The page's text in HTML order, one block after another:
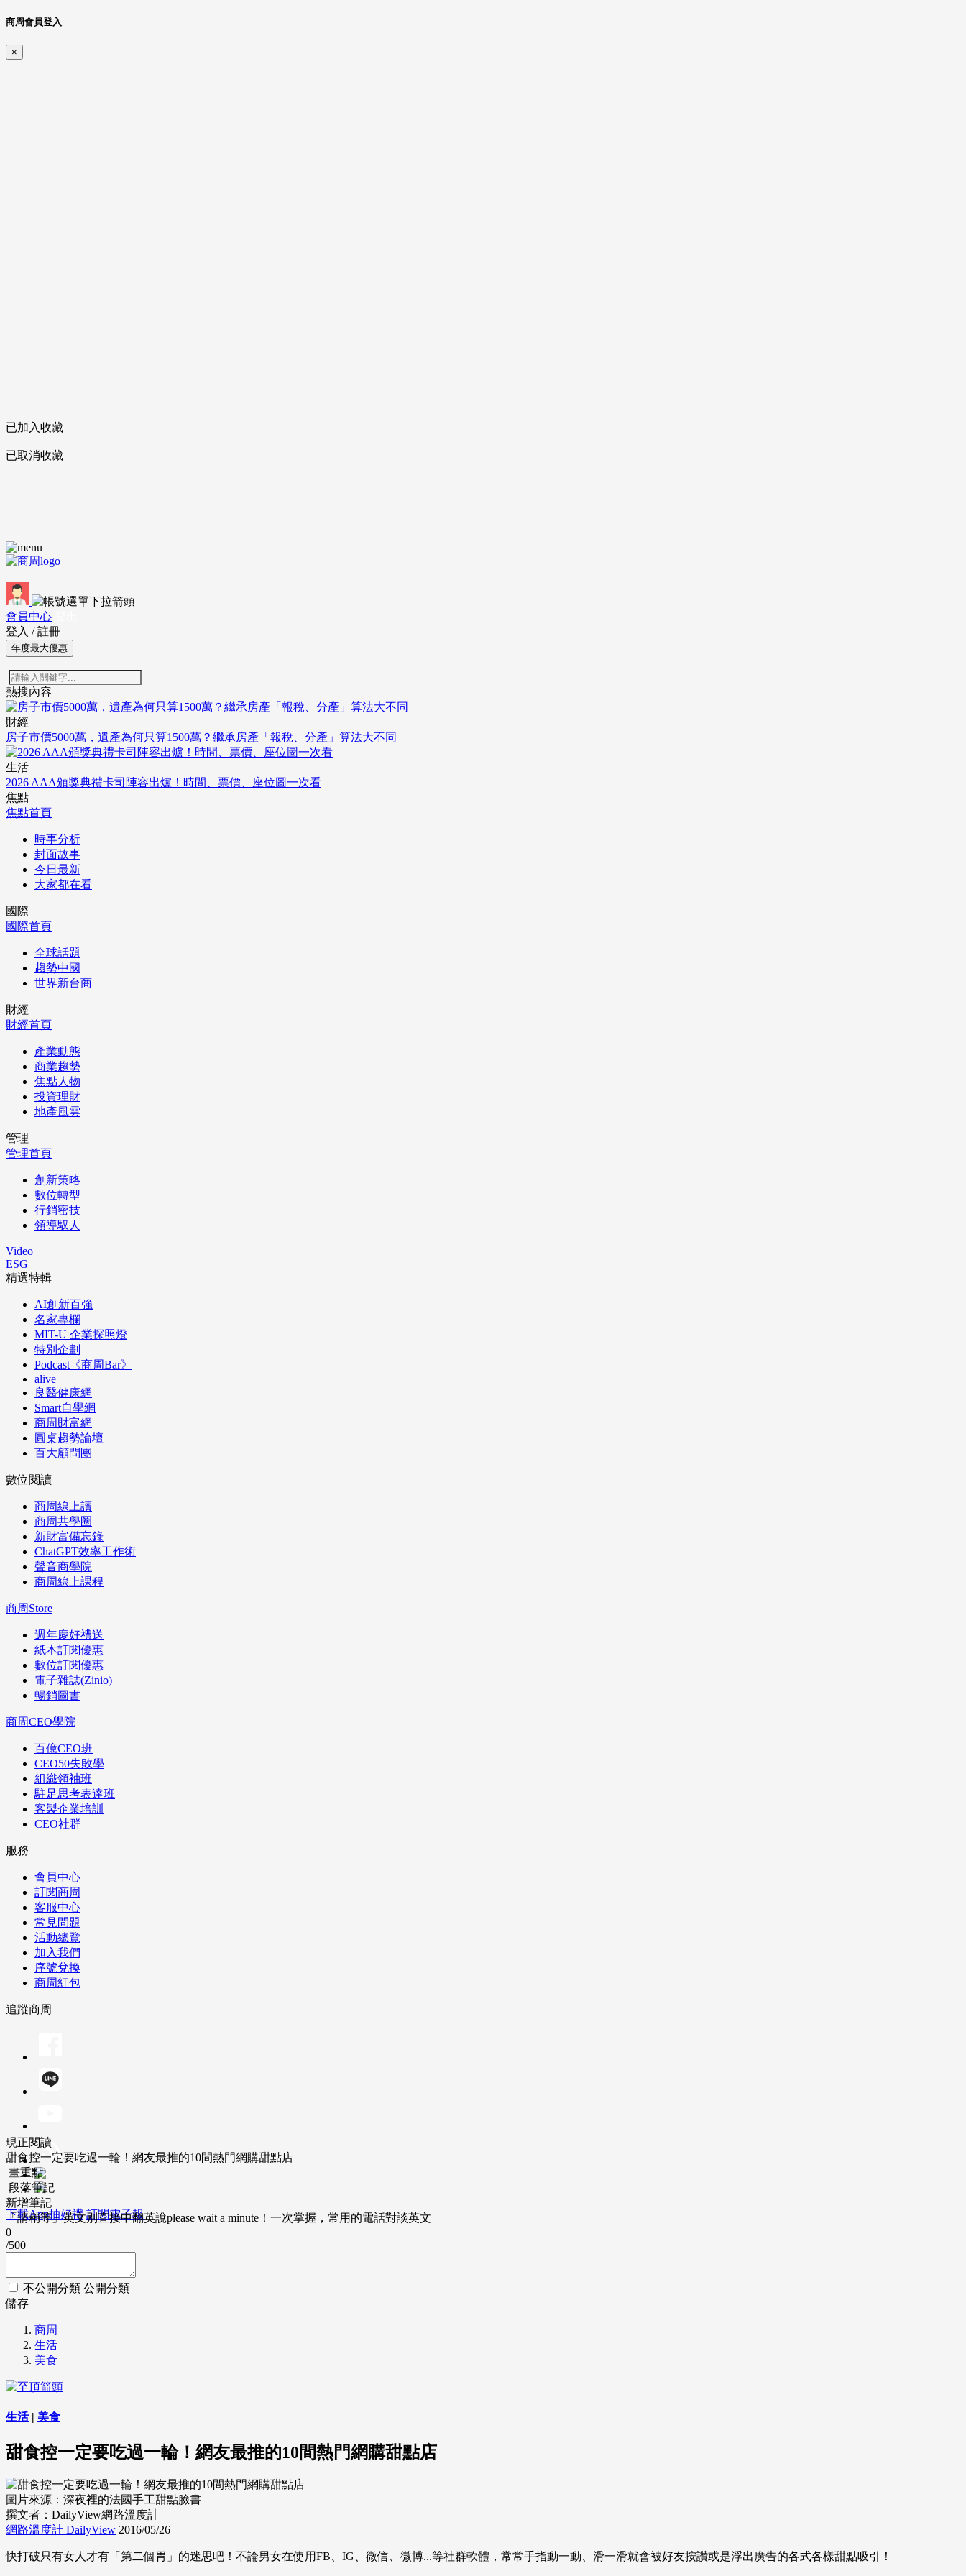
商周會員登入
×
已加入收藏
已取消收藏
會員中心
登入 / 註冊
年度最大優惠
熱搜內容
財經
房子市價5000萬，遺產為何只算1500萬？繼承房產「報稅、分產」算法大不同
生活
2026 AAA頒獎典禮卡司陣容出爐！時間、票價、座位圖一次看
焦點
焦點首頁
時事分析
封面故事
今日最新
大家都在看
國際
國際首頁
全球話題
趨勢中國
世界新台商
財經
財經首頁
產業動態
商業趨勢
焦點人物
投資理財
地產風雲
管理
管理首頁
創新策略
數位轉型
行銷密技
領導馭人
Video
ESG
精選特輯
AI創新百強
名家專欄
MIT-U 企業探照燈
特別企劃
Podcast《商周Bar》
alive
良醫健康網
Smart自學網
商周財富網
圓桌趨勢論壇
百大顧問團
數位閱讀
商周線上讀
商周共學圈
新財富備忘錄
ChatGPT效率工作術
聲音商學院
商周線上課程
商周Store
週年慶好禮送
紙本訂閱優惠
數位訂閱優惠
電子雜誌(Zinio)
暢銷圖書
商周CEO學院
百億CEO班
CEO50失敗學
組織領袖班
駐足思考表達班
客製企業培訓
CEO社群
服務
會員中心
訂閱商周
客服中心
常見問題
活動總覽
加入我們
序號兌換
商周紅包
追蹤商周
下載App抽好禮 訂閱電子報
現正閱讀
甜食控一定要吃過一輪！網友最推的10間熱門網購甜點店
畫重點
段落筆記
新增筆記
「請稍等」英文別直接中翻英說please wait a minute！一次掌握，常用的電話對談英文
0
/500
不公開分類 公開分類
儲存
商周
生活
美食
生活| 美食
甜食控一定要吃過一輪！網友最推的10間熱門網購甜點店
圖片來源：深夜裡的法國手工甜點臉書
撰文者：DailyView網路溫度計
網路溫度計 DailyView 2016/05/26
快打破只有女人才有「第二個胃」的迷思吧！不論男女在使用FB、IG、微信、微博...等社群軟體，常常手指動一動、滑一滑就會被好友按讚或是浮出廣告的各式各樣甜點吸引！